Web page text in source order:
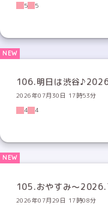
5
5
106.明日は渋谷
2026年07月30日 17時53分
4
4
105.おやすみ〜
2026年07月29日 17時08分